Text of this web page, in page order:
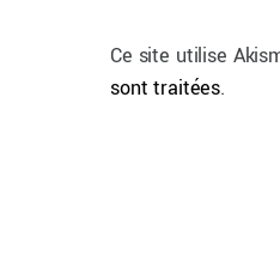
Ce site utilise
sont traitées.